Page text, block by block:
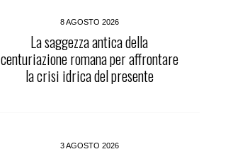
8 AGOSTO 2026
La saggezza antica della
centuriazione romana per affrontare
la crisi idrica del presente
3 AGOSTO 2026